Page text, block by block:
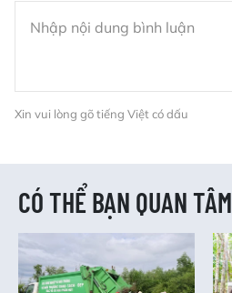
Xin vui lòng gõ tiếng Việt có dấu
CÓ THỂ BẠN QUAN TÂM